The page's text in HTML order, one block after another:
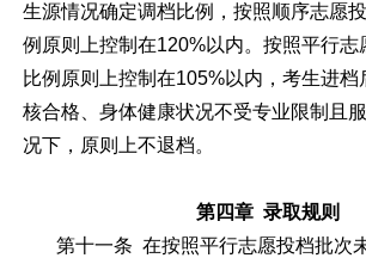
生源情况确定调档比例，按照顺序志愿
例原则上控制在120%以内。按照平行志
比例原则上控制在105%以内，考生进
核合格、身体健康状况不受专业限制且
况下，原则上不退档。
第四章 录取规则
第十一条 在按照平行志愿投档批次